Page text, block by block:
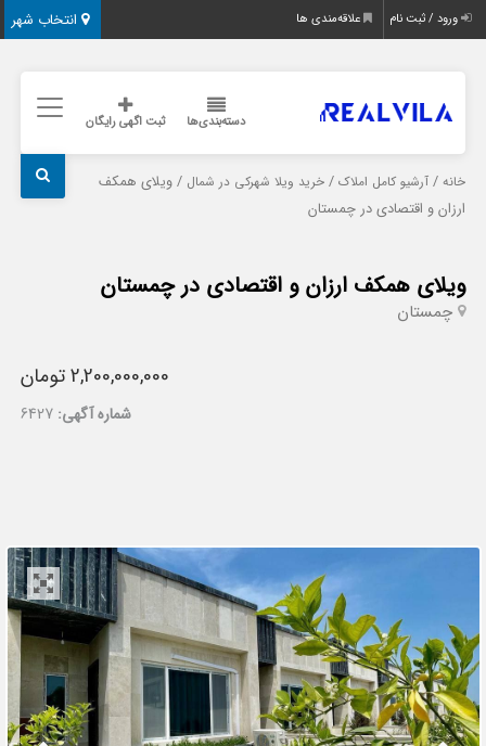
انتخاب شهر ورود / ثبت نام علاقه‌مندی ها
دسته‌بندی‌ها ثبت اگهی رایگان
خانه /آرشیو کامل املاک /خرید ویلا شهرکی در شمال / ویلای همکف
ارزان و اقتصادی در چمستان
ویلای همکف ارزان و اقتصادی در چمستان
چمستان
2,200,000,000 تومان
شماره آگهی: 6427